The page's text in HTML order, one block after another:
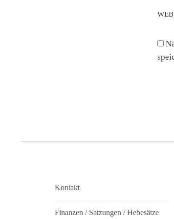
Kontakt
Finanzen / Satzungen / Hebesätze